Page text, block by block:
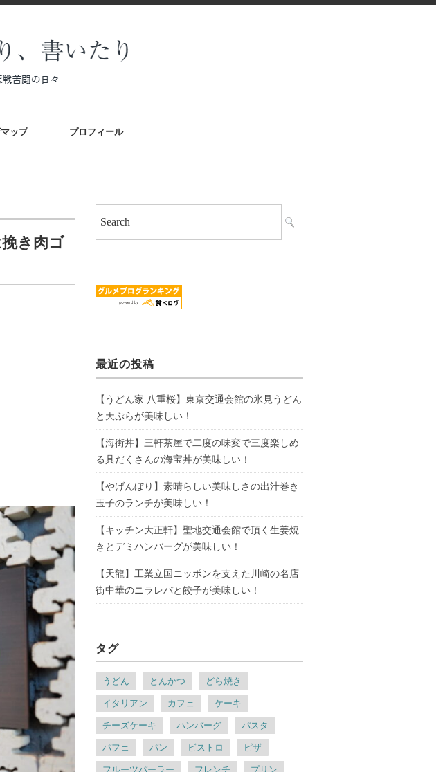
ップ プロフィール
き肉ゴ
最近の投稿
【うどん家 八重桜】東京交通会館の氷見うどん
と天ぷらが美味しい！
【海街丼】三軒茶屋で二度の味変で三度楽しめ
る具だくさんの海宝丼が美味しい！
【やげんぼり】素晴らしい美味しさの出汁巻き
玉子のランチが美味しい！
【キッチン大正軒】聖地交通会館で頂く生姜焼
きとデミハンバーグが美味しい！
【天龍】工業立国ニッポンを支えた川崎の名店
街中華のニラレバと餃子が美味しい！
タグ
うどん とんかつ どら焼き
イタリアン カフェ ケーキ
チーズケーキ ハンバーグ パスタ
パフェ パン ビストロ ピザ
フルーツパーラー フレンチ プリン